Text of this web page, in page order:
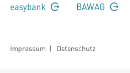
easybank BAWAG
Impressum | Datenschutz